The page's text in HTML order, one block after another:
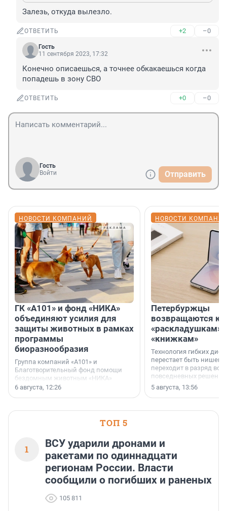
Залезь, откуда вылезло.
ОТВЕТИТЬ +2 –0
Гость
11 сентября 2023, 17:32
Конечно описаешься, а точнее обкакаешься когда
попадешь в зону СВО
ОТВЕТИТЬ +0 –0
Гость
Войти
Отправить
НОВОСТИ КОМПАНИЙ
ГК «А101» и фонд «НИКА»
объединяют усилия для
защиты животных в рамках
программы
биоразнообразия
Группа компаний «А101» и
Благотворительный фонд помощи
бездомным животным «НИКА»
заключили соглашение о
6 августа, 12:26
НОВОСТИ
Петербуржцы
возвращаются к
«раскладушкам»
«книжкам»
Технология гибких
перестает быть
переходит в разряд
повседневных
5 августа, 13:56
ТОП 5
1
ВСУ ударили дронами и
ракетами по одиннадцати
регионам России. Власти
сообщили о погибших и раненых
105 811